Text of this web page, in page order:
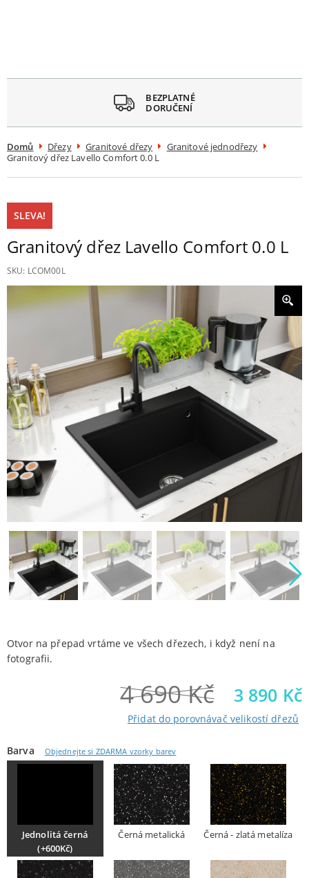
BEZPLATNÉ
DORUČENÍ
Domů Dřezy Granitové dřezy
Granitové jednodřezy
Granitový dřez Lavello Comfort 0.0 L
Granitový dřez Lavello Comfort 0.0 L
SLEVA!
SKU: LCOM00L
Otvor na přepad vrtáme ve všech dřezech, i když není na
fotografii.
4 690Kč 3 890 Kč
Přidat do porovnávač velikostí dřezů
Barva Objednejte si ZDARMA vzorky barev
Jednolitá černá
(+600Kč)
Černá metalická Černá - zlatá metalíza